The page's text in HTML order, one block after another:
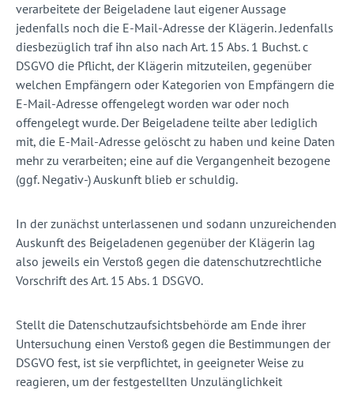
verarbeitete der Beigeladene laut eigener Aussage
jedenfalls noch die E-Mail-Adresse der Klägerin. Jedenfalls
diesbezüglich traf ihn also nach Art. 15 Abs. 1 Buchst. c
DSGVO die Pflicht, der Klägerin mitzuteilen, gegenüber
welchen Empfängern oder Kategorien von Empfängern die
E-Mail-Adresse offengelegt worden war oder noch
offengelegt wurde. Der Beigeladene teilte aber lediglich
mit, die E-Mail-Adresse gelöscht zu haben und keine Daten
mehr zu verarbeiten; eine auf die Vergangenheit bezogene
(ggf. Negativ-) Auskunft blieb er schuldig.
In der zunächst unterlassenen und sodann unzureichenden
Auskunft des Beigeladenen gegenüber der Klägerin lag
also jeweils ein Verstoß gegen die datenschutzrechtliche
Vorschrift des Art. 15 Abs. 1 DSGVO.
Stellt die Datenschutzaufsichtsbehörde am Ende ihrer
Untersuchung einen Verstoß gegen die Bestimmungen der
DSGVO fest, ist sie verpflichtet, in geeigneter Weise zu
reagieren, um der festgestellten Unzulänglichkeit